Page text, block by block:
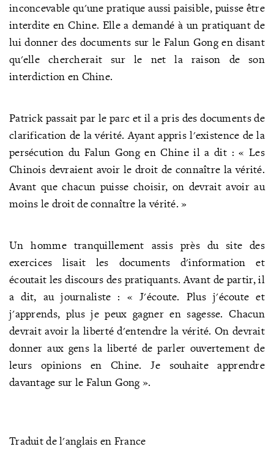
inconcevable qu'une pratique aussi paisible, puisse être
interdite en Chine. Elle a demandé à un pratiquant de
lui donner des documents sur le Falun Gong en disant
qu'elle chercherait sur le net la raison de son
interdiction en Chine.
Patrick passait par le parc et il a pris des documents de
clarification de la vérité. Ayant appris l'existence de la
persécution du Falun Gong en Chine il a dit : « Les
Chinois devraient avoir le droit de connaître la vérité.
Avant que chacun puisse choisir, on devrait avoir au
moins le droit de connaître la vérité. »
Un homme tranquillement assis près du site des
exercices lisait les documents d'information et
écoutait les discours des pratiquants. Avant de partir, il
a dit, au journaliste : « J'écoute. Plus j'écoute et
j'apprends, plus je peux gagner en sagesse. Chacun
devrait avoir la liberté d'entendre la vérité. On devrait
donner aux gens la liberté de parler ouvertement de
leurs opinions en Chine. Je souhaite apprendre
davantage sur le Falun Gong ».
Traduit de l'anglais en France